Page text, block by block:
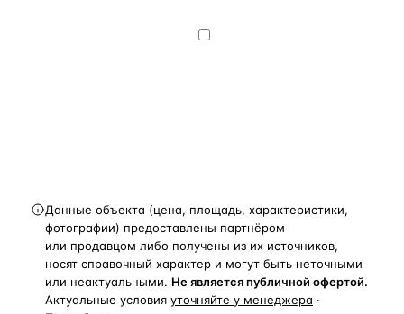
Данные объекта (цена, площадь, характеристики,
фотографии) предоставлены партнёром
или продавцом либо получены из их источников,
носят справочный характер и могут быть неточными
или неактуальными. Не является публичной офертой.
Актуальные условия уточняйте у менеджера ·